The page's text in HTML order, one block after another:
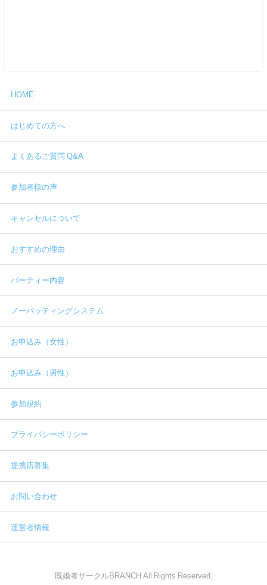
HOME
はじめての方へ
よくあるご質問 Q&A
参加者様の声
キャンセルについて
おすすめの理由
パーティー内容
ノーバッティングシステム
お申込み（女性）
お申込み（男性）
参加規約
プライバシーポリシー
提携店募集
お問い合わせ
運営者情報
既婚者サークルBRANCH All Rights Reserved.